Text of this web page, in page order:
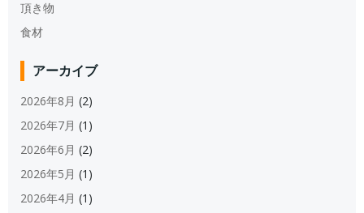
頂き物
食材
アーカイブ
2026年8月 (2)
2026年7月 (1)
2026年6月 (2)
2026年5月 (1)
2026年4月 (1)